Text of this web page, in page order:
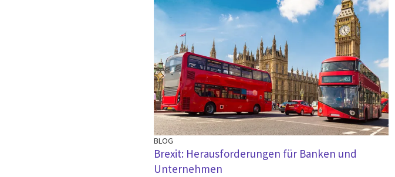
BLOG
Brexit: Herausforderungen für Banken und
Unternehmen